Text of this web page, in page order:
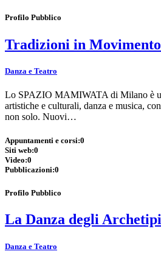
Profilo Pubblico
Tradizioni in Movimento
Danza e Teatro
Lo SPAZIO MAMIWATA di Milano è
artistiche e culturali, danza e musica,
non solo. Nuovi…
Appuntamenti e corsi:0
Siti web:0
Video:0
Pubblicazioni:0
Profilo Pubblico
La Danza degli
Danza e Teatro